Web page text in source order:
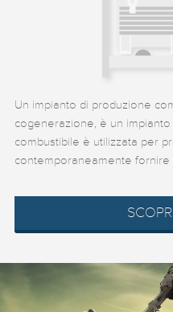
Un impianto di produzione
cogenerazione, è un
combustibile è utilizzata per
contemporaneamente